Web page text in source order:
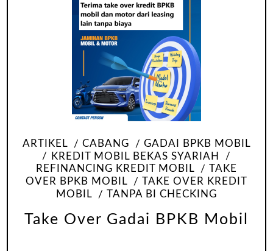
ARTIKEL CABANG
GADAI BPKB MOBIL
KREDIT MOBIL BEKAS SYARIAH
REFINANCING KREDIT MOBIL
TAKE
OVER BPKB MOBIL
TAKE OVER KREDIT
MOBIL
TANPA BI CHECKING
Take Over Gadai BPKB Mobil